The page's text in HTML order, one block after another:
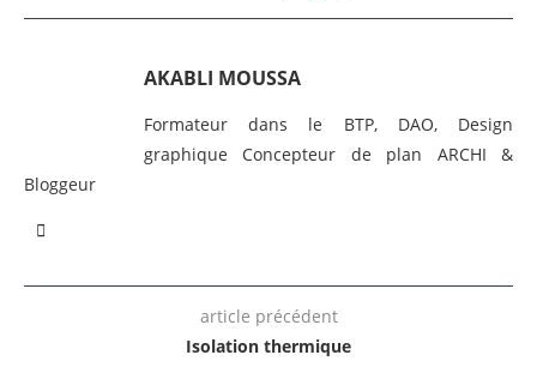
AKABLI MOUSSA
Formateur dans le BTP, DAO, Design
graphique Concepteur de plan ARCHI &
Bloggeur
article précédent
Isolation thermique